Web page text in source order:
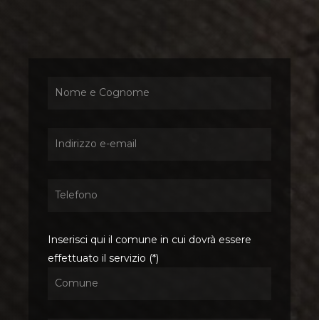
Inserisci qui il comune in cui dovrà essere
effettuato il servizio (*)